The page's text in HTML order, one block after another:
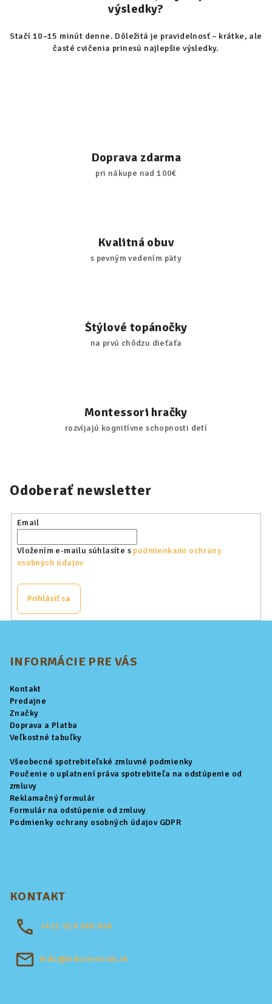
výsledky?
Stačí 10–15 minút denne. Dôležitá je pravidelnosť – krátke, ale
časté cvičenia prinesú najlepšie výsledky.
Doprava zdarma
pri nákupe nad 100€
Kvalitná obuv
s pevným vedením päty
Štýlové topánočky
na prvú chôdzu dieťaťa
Montessori hračky
rozvíjajú kognitívne schopnosti detí
Odoberať newsletter
Email
Vložením e-mailu súhlasíte s podmienkami ochrany
osobných údajov
Prihlásiť sa
INFORMÁCIE PRE VÁS
Kontakt
Predajne
Značky
Doprava a Platba
Veľkostné tabuľky
Všeobecné spotrebiteľské zmluvné podmienky
Poučenie o uplatnení práva spotrebiteľa na odstúpenie od
zmluvy
Reklamačný formulár
Formulár na odstúpenie od zmluvy
Podmienky ochrany osobných údajov GDPR
KONTAKT
+421 918 969 846
kido@kidocentrum.sk